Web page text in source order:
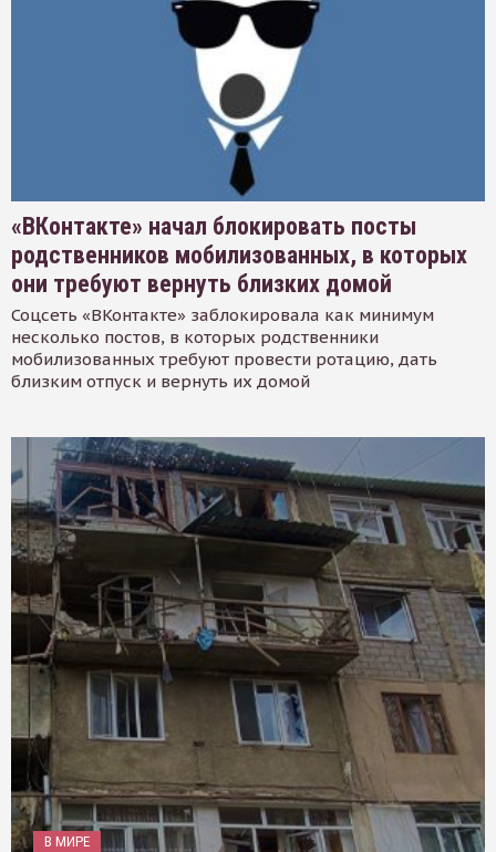
«ВКонтакте» начал блокировать посты
родственников мобилизованных, в которых
они требуют вернуть близких домой
Соцсеть «ВКонтакте» заблокировала как минимум
несколько постов, в которых родственники
мобилизованных требуют провести ротацию, дать
близким отпуск и вернуть их домой
В МИРЕ